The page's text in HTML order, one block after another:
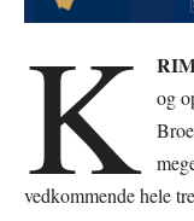
K
og
vedkommende hele